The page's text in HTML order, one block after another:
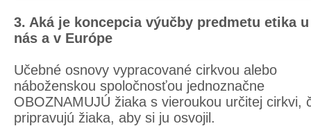
3. Aká je koncepcia výučby predmetu etika u
nás a v Európe
Učebné osnovy vypracované cirkvou alebo
náboženskou spoločnosťou jednoznačne
OBOZNAMUJÚ žiaka s vieroukou určitej cirkvi,
pripravujú žiaka, aby si ju osvojil.